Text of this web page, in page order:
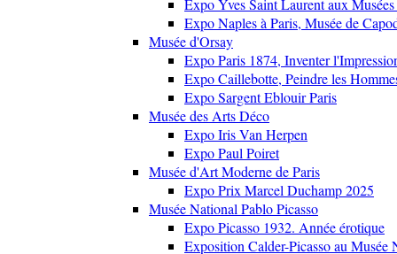
Expo Yves Saint Laurent aux
Expo Naples à Paris, Musée de
Musée d'Orsay
Expo Paris 1874, Inventer
Expo Caillebotte, Peindre les
Expo Sargent Eblouir Paris
Musée des Arts Déco
Expo Iris Van Herpen
Expo Paul Poiret
Musée d'Art Moderne de Paris
Expo Prix Marcel Duchamp 2025
Musée National Pablo Picasso
Expo Picasso 1932. Année érotique
Exposition Calder-Picasso au Musée